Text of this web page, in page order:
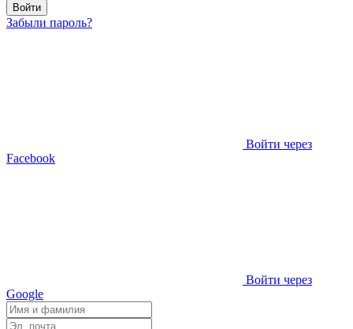
Войти
Забыли пароль?
Войти через
Facebook
Войти через
Google